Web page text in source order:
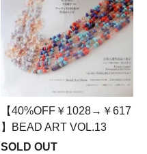
【40%OFF￥1028→￥617
】BEAD ART VOL.13
SOLD OUT